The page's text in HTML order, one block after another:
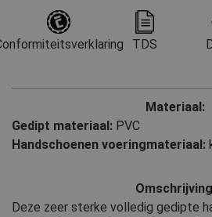
TDS
Materiaal:
Gedipt materiaal: PVC
Handschoenen voeringmateriaal:
Deze zeer sterke volledig gedipte